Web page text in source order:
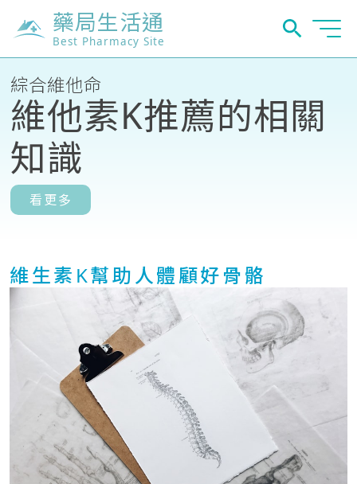
藥局生活通
Best Pharmacy Site
綜合維他命
維他素K推薦的相關
知識
看更多
維生素K幫助人體顧好骨骼